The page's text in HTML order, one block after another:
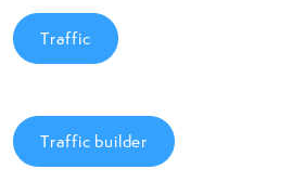
Traffic
Traffic builder